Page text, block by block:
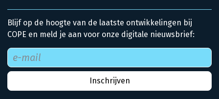
Blijf op de hoogte van de laatste ontwikkelingen bij
COPE en meld je aan voor onze digitale nieuwsbrief: